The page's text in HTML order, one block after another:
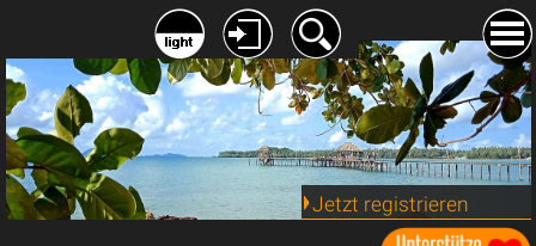
Jetzt registrieren